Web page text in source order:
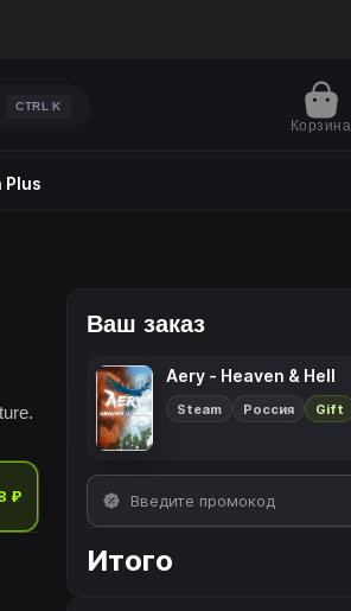
CTRL K
Корзина
₽
Ваш заказ
Aery - Heaven & Hell
Steam Россия Gift
Итого